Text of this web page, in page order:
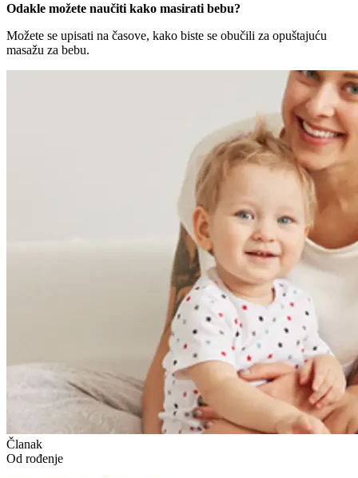
Odakle možete naučiti kako masirati bebu?
Možete se upisati na časove, kako biste se obučili za opuštajuću
masažu za bebu.
Članak
Od rođenjе